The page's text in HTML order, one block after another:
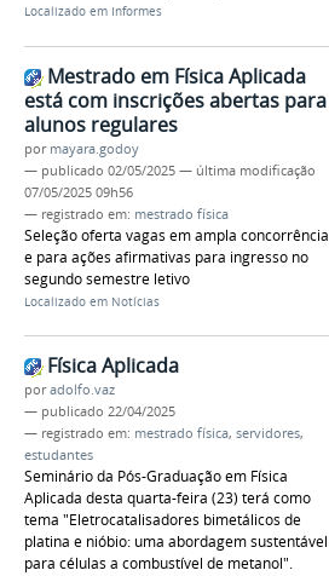
Localizado em Informes
Mestrado em Física Aplicada
está com inscrições abertas para
alunos regulares
por mayara.godoy
— publicado 02/05/2025 — última modificação
07/05/2025 09h56
— registrado em: mestrado física
Seleção oferta vagas em ampla concorrência
e para ações afirmativas para ingresso no
segundo semestre letivo
Localizado em Notícias
Física Aplicada
poradolfo.vaz
— publicado 22/04/2025
— registrado em: mestrado física, servidores,
estudantes
Seminário da Pós-Graduação em Física
Aplicada desta quarta-feira (23) terá como
tema "Eletrocatalisadores bimetálicos de
platina e nióbio: uma abordagem sustentável
para células a combustível de metanol".